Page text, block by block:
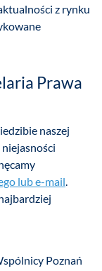
z rynku
Prawa
naszej
lub e-mail.
Poznań